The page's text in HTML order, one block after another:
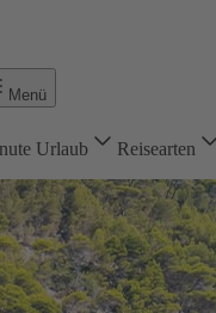
Menü
Urlaub Reisearten